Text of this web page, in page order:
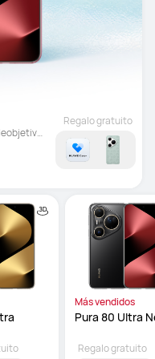
Regalo gratuito
Más vendidos
Pura 80 Ultra
Regalo gratuito